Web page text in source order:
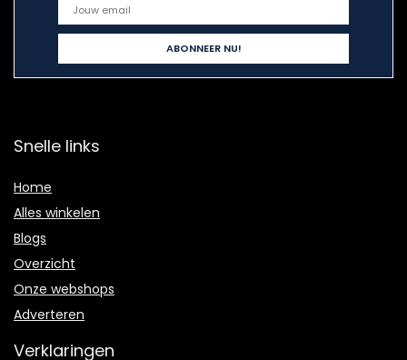
Snelle links
Home
Alles winkelen
Blogs
Overzicht
Onze webshops
Adverteren
Verklaringen